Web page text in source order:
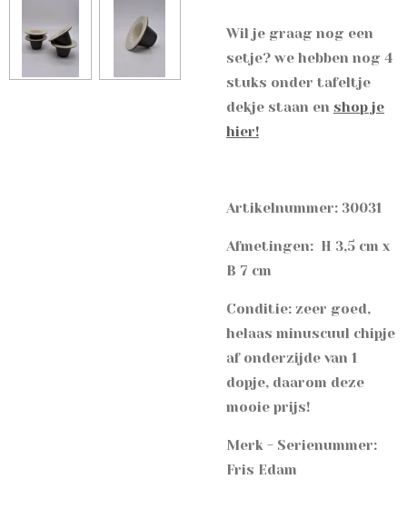
Wil je graag nog een
setje? we hebben nog 4
stuks onder tafeltje
dekje staan en shop je
hier!
Artikelnummer: 30031
Afmetingen: H 3,5 cm x
B 7 cm
Conditie: zeer goed,
helaas minuscuul chipje
af onderzijde van 1
dopje, daarom deze
mooie prijs!
Merk - Serienummer:
Fris Edam